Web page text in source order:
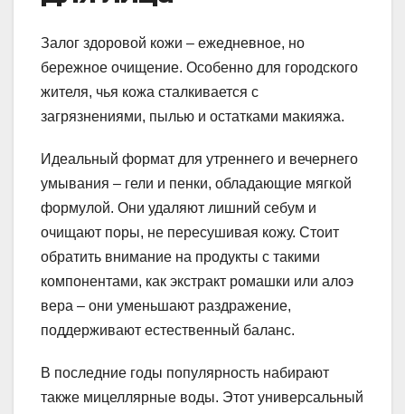
Залог здоровой кожи – ежедневное, но
бережное очищение. Особенно для городского
жителя, чья кожа сталкивается с
загрязнениями, пылью и остатками макияжа.
Идеальный формат для утреннего и вечернего
умывания – гели и пенки, обладающие мягкой
формулой. Они удаляют лишний себум и
очищают поры, не пересушивая кожу. Стоит
обратить внимание на продукты с такими
компонентами, как экстракт ромашки или алоэ
вера – они уменьшают раздражение,
поддерживают естественный баланс.
В последние годы популярность набирают
также мицеллярные воды. Этот универсальный